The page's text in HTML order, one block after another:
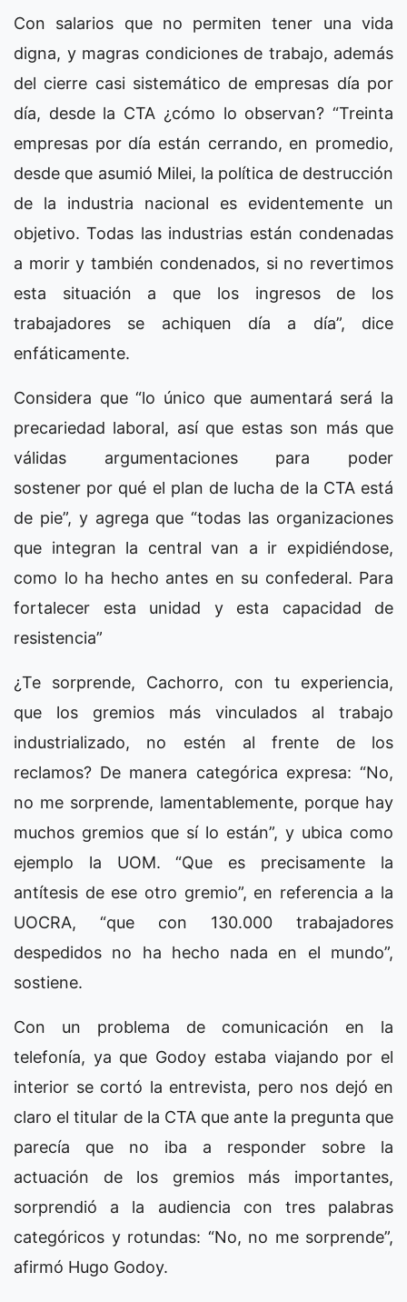
Con salarios que no permiten tener una vida
digna, y magras condiciones de trabajo, además
del cierre casi sistemático de empresas día por
día, desde la CTA ¿cómo lo observan? “Treinta
empresas por día están cerrando, en promedio,
desde que asumió Milei, la política de destrucción
de la industria nacional es evidentemente un
objetivo. Todas las industrias están condenadas
a morir y también condenados, si no revertimos
esta situación a que los ingresos de los
trabajadores se achiquen día a día”, dice
enfáticamente.
Considera que “lo único que aumentará será la
precariedad laboral, así que estas son más que
válidas argumentaciones para poder
sostener por qué el plan de lucha de la CTA está
de pie”, y agrega que “todas las organizaciones
que integran la central van a ir expidiéndose,
como lo ha hecho antes en su confederal. Para
fortalecer esta unidad y esta capacidad de
resistencia”
¿Te sorprende, Cachorro, con tu experiencia,
que los gremios más vinculados al trabajo
industrializado, no estén al frente de los
reclamos? De manera categórica expresa: “No,
no me sorprende, lamentablemente, porque hay
muchos gremios que sí lo están”, y ubica como
ejemplo la UOM. “Que es precisamente la
antítesis de ese otro gremio”, en referencia a la
UOCRA, “que con 130.000 trabajadores
despedidos no ha hecho nada en el mundo”,
sostiene.
Con un problema de comunicación en la
telefonía, ya que Godoy estaba viajando por el
interior se cortó la entrevista, pero nos dejó en
claro el titular de la CTA que ante la pregunta que
parecía que no iba a responder sobre la
actuación de los gremios más importantes,
sorprendió a la audiencia con tres palabras
categóricos y rotundas: “No, no me sorprende”,
afirmó Hugo Godoy.